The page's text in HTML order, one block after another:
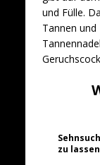
und Fülle.
Tannen
zu